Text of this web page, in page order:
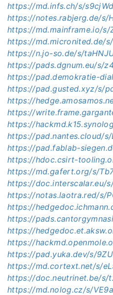
https://md.infs.ch/s/
https://notes.rabjerg.de/s/
https://md.mainframe.io/s/
https://md.micronited.de/
https://n.jo-so.de/s/
https://pads.dgnum.eu/s/
https://pad.demokratie-
https://pad.gusted.xyz/s/
https://
https://
https://
https://pad.nantes.cloud/s/
https://pad.fablab-
https://hdoc.csirt-
https://md.gafert.org/s/
https://doc.interscalar.eu/
https://notas.laotra.red/s/
https://
https://
https://
https://
https://pad.yuka.dev/s/
https://md.cortext.net/s/
https://doc.neutrinet.be/s/
https://md.nolog.cz/s/